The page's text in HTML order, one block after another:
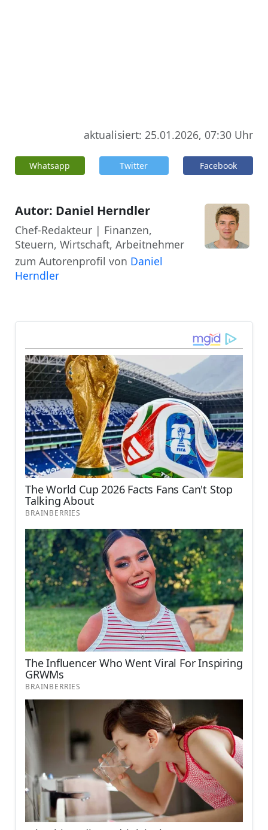
aktualisiert: 25.01.2026, 07:30 Uhr
Whatsapp Twitter Facebook
Autor: Daniel Herndler
Chef-Redakteur | Finanzen,
Steuern, Wirtschaft, Arbeitnehmer
zum Autorenprofil von Daniel
Herndler